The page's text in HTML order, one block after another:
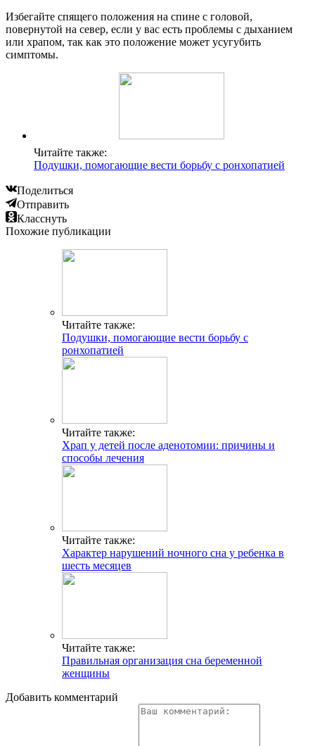
Избегайте спящего положения на спине с головой,
повернутой на север, если у вас есть проблемы с дыханием
или храпом, так как это положение может усугубить
симптомы.
Читайте также:
Подушки, помогающие вести борьбу с ронхопатией
Поделиться
Отправить
Класснуть
Похожие публикации
Читайте также:
Подушки, помогающие вести борьбу с
ронхопатией
Читайте также:
Храп у детей после аденотомии: причины и
способы лечения
Читайте также:
Характер нарушений ночного сна у ребенка в
шесть месяцев
Читайте также:
Правильная организация сна беременной
женщины
Добавить комментарий